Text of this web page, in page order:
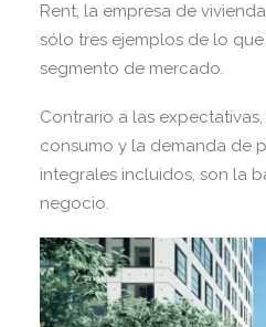
Rent, la empresa de
sólo tres ejemplos de lo
segmento de mercado.
Contrario a las
consumo y la demanda de
integrales incluidos, son la
negocio.